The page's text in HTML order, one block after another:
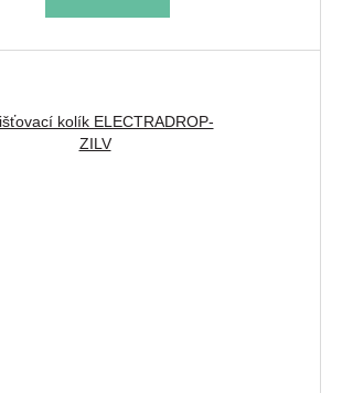
kolík ELECTRADROP-
ZILV